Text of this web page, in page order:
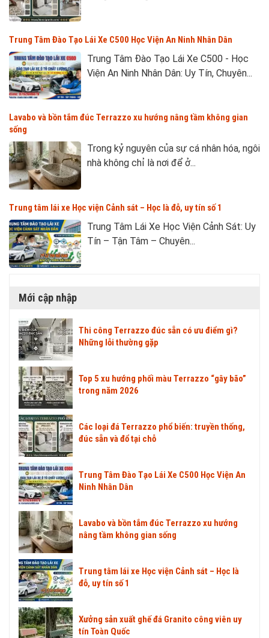
Trung Tâm Đào Tạo Lái Xe C500 Học Viện An Ninh Nhân Dân
Trung Tâm Đào Tạo Lái Xe C500 - Học
Viện An Ninh Nhân Dân: Uy Tín, Chuyên...
Lavabo và bồn tắm đúc Terrazzo xu hướng nâng tầm không gian
sống
Trong kỷ nguyên của sự cá nhân hóa, ngôi
nhà không chỉ là nơi để ở...
Trung tâm lái xe Học viện Cảnh sát – Học là đỗ, uy tín số 1
Trung Tâm Lái Xe Học Viện Cảnh Sát: Uy
Tín – Tận Tâm – Chuyên...
Mới cập nhập
Thi công Terrazzo đúc sẵn có ưu điểm gì?
Những lỗi thường gặp
Top 5 xu hướng phối màu Terrazzo “gây bão”
trong năm 2026
Các loại đá Terrazzo phổ biến: truyền thống,
đúc sẵn và đổ tại chỗ
Trung Tâm Đào Tạo Lái Xe C500 Học Viện An
Ninh Nhân Dân
Lavabo và bồn tắm đúc Terrazzo xu hướng
nâng tầm không gian sống
Trung tâm lái xe Học viện Cảnh sát – Học là
đỗ, uy tín số 1
Xưởng sản xuất ghế đá Granito công viên uy
tín Toàn Quốc